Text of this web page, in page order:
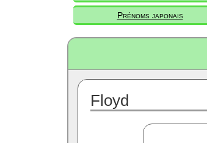
Prénoms japonais
Floyd